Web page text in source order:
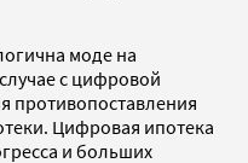
моде на
с цифровой
противопоставления
Цифровая ипотека
и больших